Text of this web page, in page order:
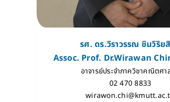
รศ. ดร.วิราวรรณ ชินวิริย
Assoc. Prof. Dr.Wirawan
อาจารย์ประจำภาควิชาคณิตศา
02 470 8833